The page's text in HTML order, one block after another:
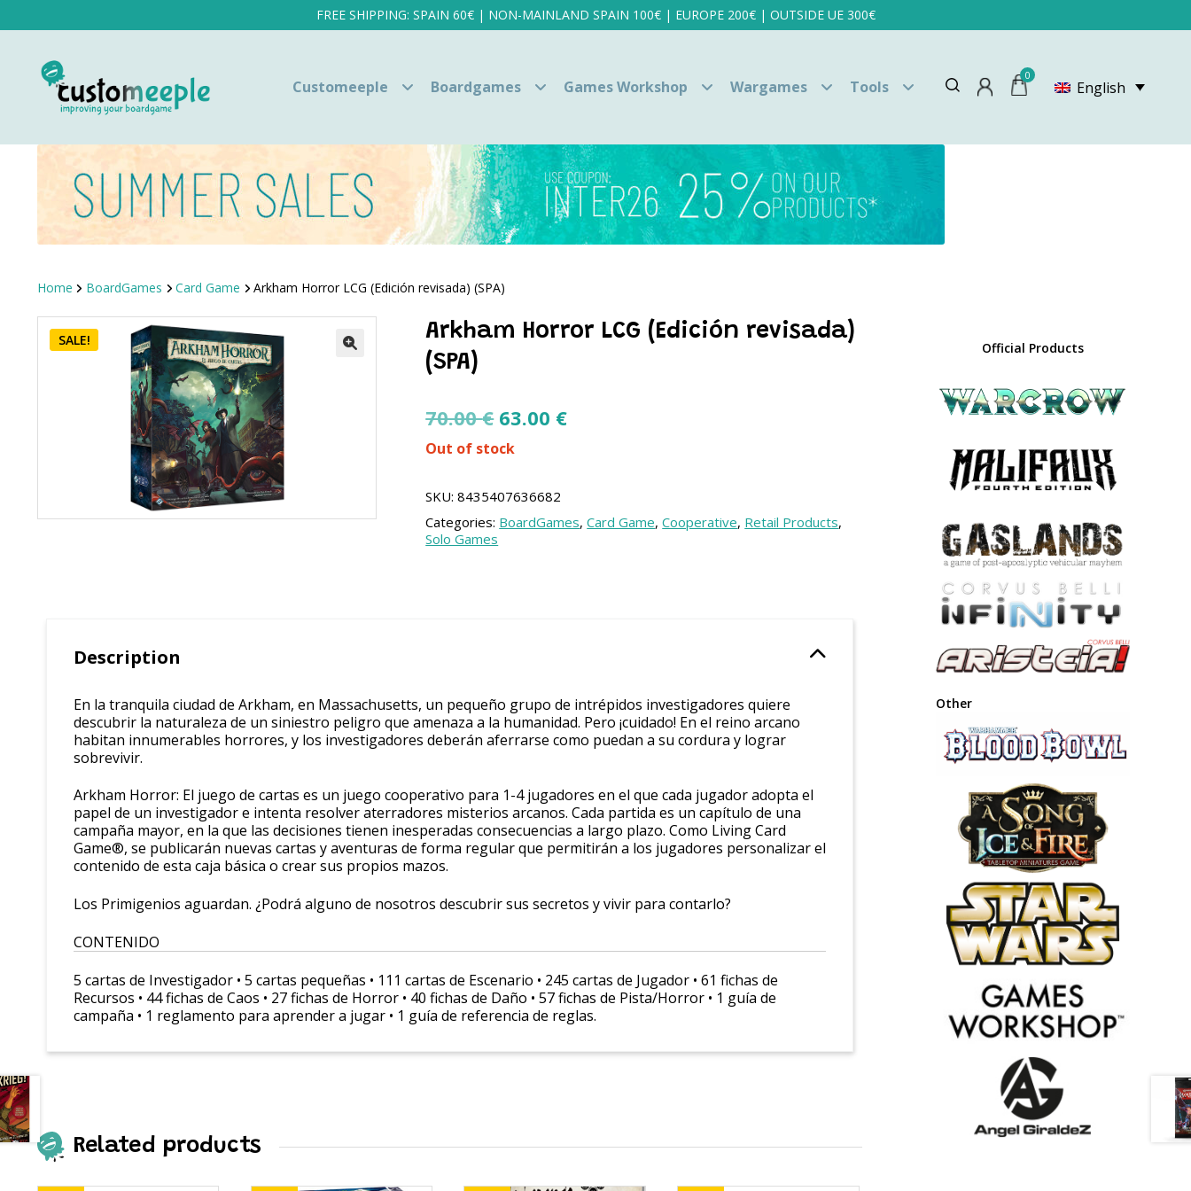
FREE SHIPPING: SPAIN 60€ | NON-MAINLAND SPAIN 100€ | EUROPE 200€ | OUTSIDE UE 300€
Customeeple Boardgames Games Workshop Wargames Tools
0
English
Home BoardGames Card Game Arkham Horror LCG (Edición revisada) (SPA)
SALE!
Arkham Horror LCG (Edición revisada)
(SPA)
70.00€ Original
price
70.00 €.
63.00 €Current
Out of stock
SKU:8435407636682
Categories: BoardGames,Card Game,Cooperative, Retail Products,
Solo Games
Description
En la tranquila ciudad de Arkham, en Massachusetts, un pequeño grupo de intrépidos investigadores quiere
descubrir la naturaleza de un siniestro peligro que amenaza a la humanidad. Pero ¡cuidado! En el reino arcano
habitan innumerables horrores, y los investigadores deberán aferrarse como puedan a su cordura y lograr
sobrevivir.
Arkham Horror: El juego de cartas es un juego cooperativo para 1-4 jugadores en el que cada jugador adopta el
papel de un investigador e intenta resolver aterradores misterios arcanos. Cada partida es un capítulo de una
campaña mayor, en la que las decisiones tienen inesperadas consecuencias a largo plazo. Como Living Card
Game®, se publicarán nuevas cartas y aventuras de forma regular que permitirán a los jugadores personalizar el
contenido de esta caja básica o crear sus propios mazos.
Los Primigenios aguardan. ¿Podrá alguno de nosotros descubrir sus secretos y vivir para contarlo?
CONTENIDO
5 cartas de Investigador • 5 cartas pequeñas • 111 cartas de Escenario • 245 cartas de Jugador • 61 fichas de
Recursos • 44 fichas de Caos • 27 fichas de Horror • 40 fichas de Daño • 57 fichas de Pista/Horror • 1 guía de
campaña • 1 reglamento para aprender a jugar • 1 guía de referencia de reglas.
Related products
Official Products
Other